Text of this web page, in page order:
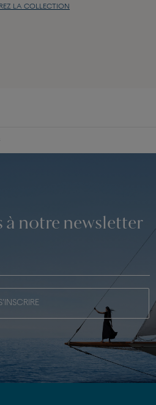
LA COLLECTION
à notre newsletter